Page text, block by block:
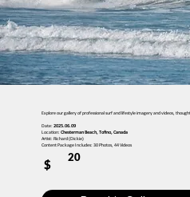
Explore our gallery of professional surf and lifestyle imagery and videos,
Date: 2025.06.09
Location: Chesterman Beach, Tofino, Canada
Artist: Richard (Dickie)
Content Package Includes: 30 Photos, 44 Videos
$
20